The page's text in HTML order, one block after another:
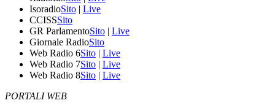
IsoradioSito | Live
CCISSSito
GR ParlamentoSito | Live
Giornale RadioSito
Web Radio 6Sito | Live
Web Radio 7Sito | Live
Web Radio 8Sito | Live
PORTALI WEB